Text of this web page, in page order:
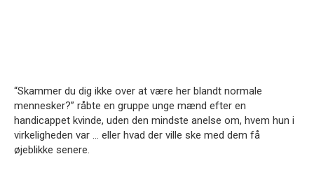
“Skammer du dig ikke over at være her blandt normale
mennesker?” råbte en gruppe unge mænd efter en
handicappet kvinde, uden den mindste anelse om, hvem hun i
virkeligheden var … eller hvad der ville ske med dem få
øjeblikke senere.